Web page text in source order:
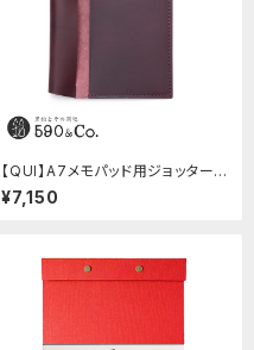
【QUI】A7メモパッド用ジョッター・
ブッテーロ (ワイン)
¥7,150